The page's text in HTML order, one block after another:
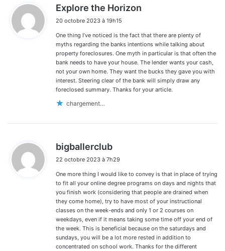
Explore the Horizon
:
20 octobre 2023 à 19h15
One thing I’ve noticed is the fact that there are plenty of
myths regarding the banks intentions while talking about
property foreclosures. One myth in particular is that often the
bank needs to have your house. The lender wants your cash,
not your own home. They want the bucks they gave you with
interest. Steering clear of the bank will simply draw any
foreclosed summary. Thanks for your article.
chargement…
bigballerclub
t
:
22 octobre 2023 à 7h29
One more thing I would like to convey is that in place of trying
to fit all your online degree programs on days and nights that
you finish work (considering that people are drained when
they come home), try to have most of your instructional
classes on the week-ends and only 1 or 2 courses on
weekdays, even if it means taking some time off your end of
the week. This is beneficial because on the saturdays and
sundays, you will be a lot more rested in addition to
concentrated on school work. Thanks for the different